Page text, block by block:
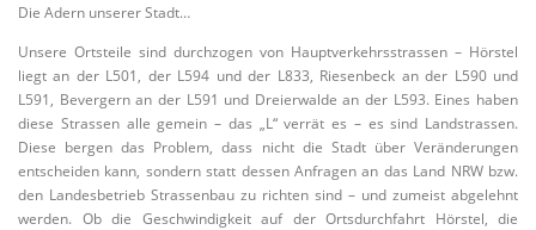
Die Adern unserer Stadt…
Unsere Ortsteile sind durchzogen von Hauptverkehrsstrassen – Hörstel
liegt an der L501, der L594 und der L833, Riesenbeck an der L590 und
L591, Bevergern an der L591 und Dreierwalde an der L593. Eines haben
diese Strassen alle gemein – das „L“ verrät es – es sind Landstrassen.
Diese bergen das Problem, dass nicht die Stadt über Veränderungen
entscheiden kann, sondern statt dessen Anfragen an das Land NRW bzw.
den Landesbetrieb Strassenbau zu richten sind – und zumeist abgelehnt
werden. Ob die Geschwindigkeit auf der Ortsdurchfahrt Hörstel, die